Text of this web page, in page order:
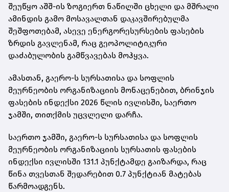
შეუწყო აშშ-ის ზოგიერთ ნაწილში ცხელი და მშრალი
ამინდის გამო მოსავალთან დაკავშირებულმა
შეშფოთებამ, ასევე ენერგორესურსების ფასების
ზრდის გავლენამ, რაც გეოპოლიტიკური
დაძაბულობის გამწვავებას მოჰყვა.
ამასთან, გაერო-ს სურსათისა და სოფლის
მეურნეობის ორგანიზაციის მონაცენებით, ბრინჯის
ფასების ინდექსი 2026 წლის ივლისში, საერთო
ჯამში, თითქმის უცვლელი დარჩა.
საერთო ჯამში, გაერო-ს სურსათისა და სოფლის
მეურნეობის ორგანიზაციის სურსათის ფასების
ინდექსი ივლისში 131.1 პუნქტამდე გაიზარდა, რაც
წინა თვესთან შედარებით 0.7 პუნქტიან მატებას
წარმოადგენს.